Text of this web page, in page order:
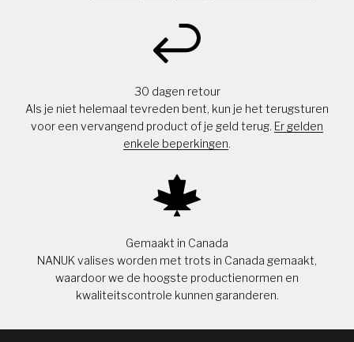
30 dagen retour
Als je niet helemaal tevreden bent, kun je het terugsturen
voor een vervangend product of je geld terug. Er gelden
enkele beperkingen.
Gemaakt in Canada
NANUK valises worden met trots in Canada gemaakt,
waardoor we de hoogste productienormen en
kwaliteitscontrole kunnen garanderen.